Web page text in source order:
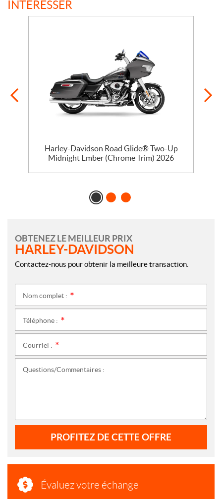
INTÉRESSER
Harley-Davidson Road Glide® Two-Up
Midnight Ember (Chrome Trim) 2026
OBTENEZ LE MEILLEUR PRIX
HARLEY-DAVIDSON
Contactez-nous pour obtenir la meilleure transaction.
Nom complet :
Téléphone :
Courriel :
Questions/Commentaires :
PROFITEZ DE CETTE OFFRE
Évaluez votre échange